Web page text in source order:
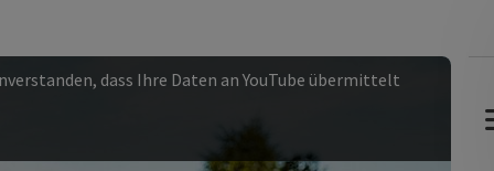
dass Ihre Daten an YouTube übermittelt